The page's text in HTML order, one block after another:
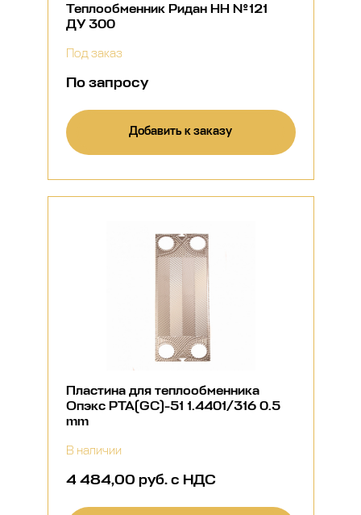
Теплообменник Ридан НН №121
ДУ 300
Под заказ
По запросу
Добавить к заказу
Пластина для теплообменника
Опэкс РТА(GC)-51 1.4401/316 0.5
mm
В наличии
4 484,00 руб. с НДС